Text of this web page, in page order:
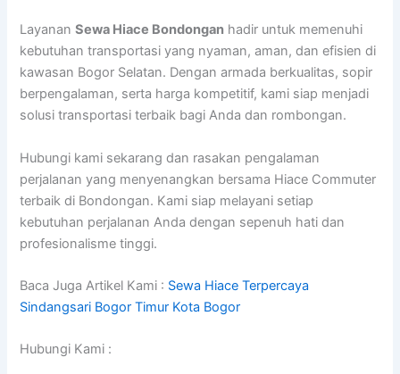
LayananSewa Hiace Bondongan hadir untuk memenuhi
kebutuhan transportasi yang nyaman, aman, dan efisien di
kawasan Bogor Selatan. Dengan armada berkualitas, sopir
berpengalaman, serta harga kompetitif, kami siap menjadi
solusi transportasi terbaik bagi Anda dan rombongan.
Hubungi kami sekarang dan rasakan pengalaman
perjalanan yang menyenangkan bersama Hiace Commuter
terbaik di Bondongan. Kami siap melayani setiap
kebutuhan perjalanan Anda dengan sepenuh hati dan
profesionalisme tinggi.
Baca Juga Artikel Kami : Sewa Hiace Terpercaya
Sindangsari Bogor Timur Kota Bogor
Hubungi Kami :